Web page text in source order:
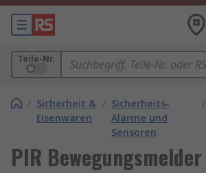
Teile-Nr.
/ Sicherheit &
Eisenwaren
/ Sicherheits-
Alarme und
Sensoren
/
PIR Bewegungsmelder